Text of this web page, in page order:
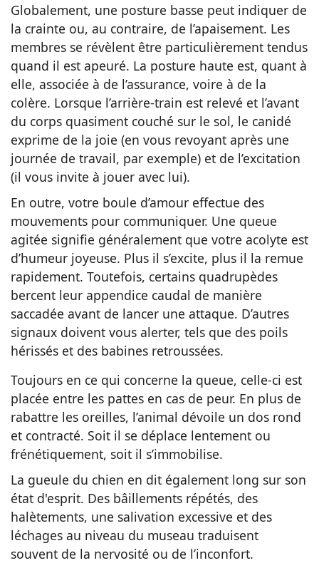
Globalement, une posture basse peut indiquer de
la crainte ou, au contraire, de l’apaisement. Les
membres se révèlent être particulièrement tendus
quand il est apeuré. La posture haute est, quant à
elle, associée à de l’assurance, voire à de la
colère. Lorsque l’arrière-train est relevé et l’avant
du corps quasiment couché sur le sol, le canidé
exprime de la joie (en vous revoyant après une
journée de travail, par exemple) et de l’excitation
(il vous invite à jouer avec lui).
En outre, votre boule d’amour effectue des
mouvements pour communiquer. Une queue
agitée signifie généralement que votre acolyte est
d’humeur joyeuse. Plus il s’excite, plus il la remue
rapidement. Toutefois, certains quadrupèdes
bercent leur appendice caudal de manière
saccadée avant de lancer une attaque. D’autres
signaux doivent vous alerter, tels que des poils
hérissés et des babines retroussées.
Toujours en ce qui concerne la queue, celle-ci est
placée entre les pattes en cas de peur. En plus de
rabattre les oreilles, l’animal dévoile un dos rond
et contracté. Soit il se déplace lentement ou
frénétiquement, soit il s’immobilise.
La gueule du chien en dit également long sur son
état d'esprit. Des bâillements répétés, des
halètements, une salivation excessive et des
léchages au niveau du museau traduisent
souvent de la nervosité ou de l’inconfort.